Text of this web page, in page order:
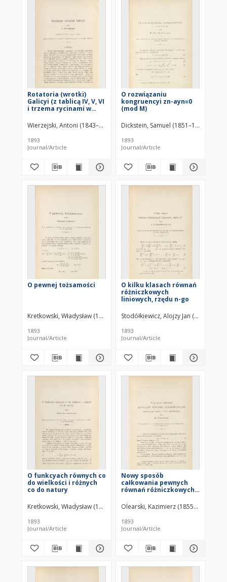
Rotatoria (wrotki)
Galicyi (z tablicą IV, V, VI
i trzema rycinami w
Wierzejski, Antoni (1843–1916)
1893
Journal/Article
O rozwiązaniu
kongruencyi zn-ayn≡0
(mod M)
Dickstein, Samuel (1851–1939)
1893
Journal/Article
O pewnej tożsamości
Kretkowski, Władysław (1840–1910)
1893
Journal/Article
O kilku klasach równań
różniczkowych
liniowych, rzędu n-go
Stodółkiewicz, Alojzy Jan (1856–1934)
1893
Journal/Article
O funkcyach równych co
do wielkości i różnych
co do natury
Kretkowski, Władysław (1840–1910)
1893
Journal/Article
Nowy sposób
całkowania pewnych
równań różniczkowych
zmiennych
Olearski, Kazimierz (1855–1936)
1893
Journal/Article